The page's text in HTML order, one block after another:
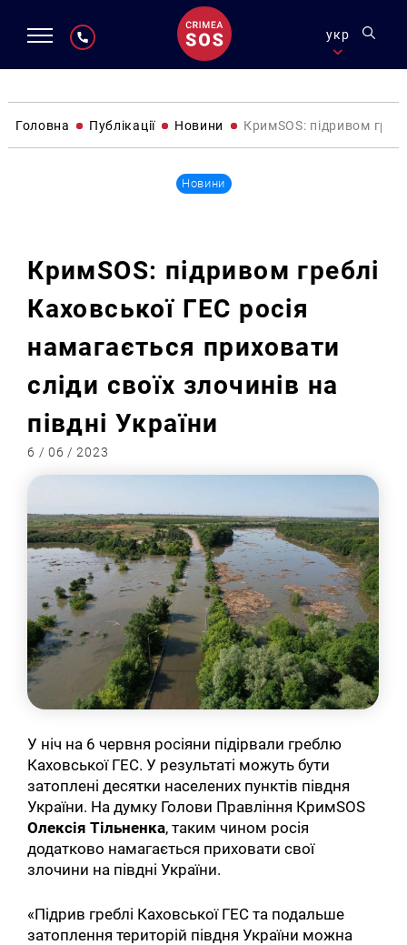
укр
Головна Публікації Новини КримSOS: підривом
Новини
КримSOS: підривом греблі
Каховської ГЕС росія
намагається приховати
сліди своїх злочинів на
півдні України
6 / 06 / 2023
У ніч на 6 червня росіяни підірвали греблю
Каховської ГЕС. У результаті можуть бути
затоплені десятки населених пунктів півдня
України. На думку Голови Правління КримSOS
Олексія Тільненка, таким чином росія
додатково намагається приховати свої
злочини на півдні України.
«Підрив греблі Каховської ГЕС та подальше
затоплення територій півдня України можна